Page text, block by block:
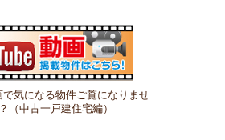
で気になる物件ご覧になりませ
（中古一戸建住宅編）